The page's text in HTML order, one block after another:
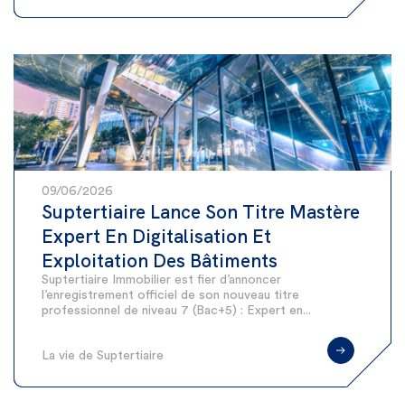
09/06/2026
Suptertiaire Lance Son Titre Mastère
Expert En Digitalisation Et
Exploitation Des Bâtiments
Suptertiaire Immobilier est fier d’annoncer
l’enregistrement officiel de son nouveau titre
professionnel de niveau 7 (Bac+5) : Expert en...
La vie de Suptertiaire